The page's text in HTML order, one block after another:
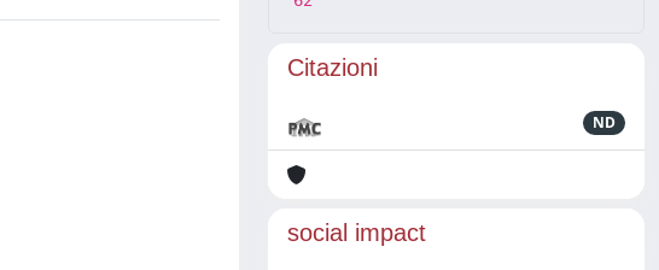
Citazioni
ND
social impact